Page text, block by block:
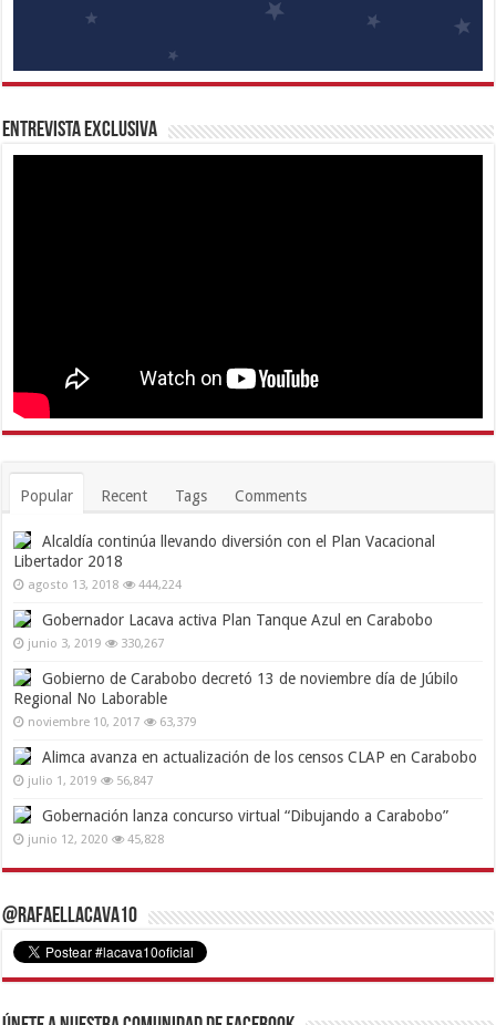
Entrevista Exclusiva
Popular Recent Tags Comments
Alcaldía continúa llevando diversión con el Plan Vacacional
Libertador 2018
agosto 13, 2018 444,224
Gobernador Lacava activa Plan Tanque Azul en Carabobo
junio 3, 2019 330,267
Gobierno de Carabobo decretó 13 de noviembre día de Júbilo
Regional No Laborable
noviembre 10, 2017 63,379
Alimca avanza en actualización de los censos CLAP en Carabobo
julio 1, 2019 56,847
Gobernación lanza concurso virtual “Dibujando a Carabobo”
junio 12, 2020 45,828
@RafaelLacava10